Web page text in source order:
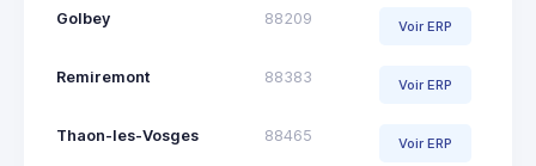
Golbey 88209 Voir ERP
Remiremont 88383 Voir ERP
Thaon-les-Vosges 88465 Voir ERP